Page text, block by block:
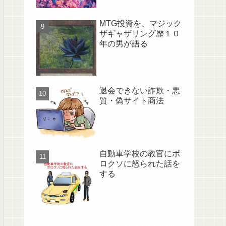
MTG投資を、マジック
ザギャザリング歴１０
年の男が語る
退会できない詐欺・悪
質・偽サイト商法
自動車学校の教官にボ
ロクソに怒られた話を
する